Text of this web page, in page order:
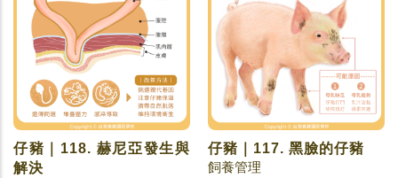
仔豬｜118. 赫尼亞發生與
解決
仔豬｜117. 黑臉的仔豬
飼養管理